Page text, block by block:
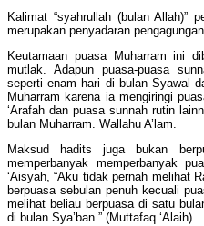
Kalimat “syahrullah (bulan Allah)”
merupakan penyadaran
Keutamaan puasa Muharram ini
mutlak. Adapun puasa-puasa
seperti enam hari di bulan Syawal
Muharram karena ia mengiringi
‘Arafah dan puasa sunnah rutin
bulan Muharram. Wallahu A’lam.
Maksud hadits juga bukan
memperbanyak memperbanyak
‘Aisyah, “Aku tidak pernah melihat
berpuasa sebulan penuh kecuali
melihat beliau berpuasa di satu
di bulan Sya’ban.” (Muttafaq ‘Alaih)